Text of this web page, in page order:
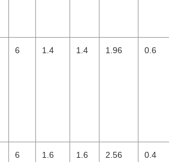
6 1.4 1.4 1.96 0.6
6 1.6 1.6 2.56 0.4